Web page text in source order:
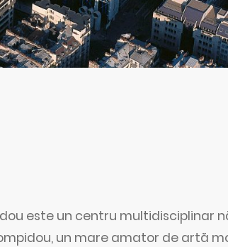
este un centru multidisciplinar
un mare amator de artă